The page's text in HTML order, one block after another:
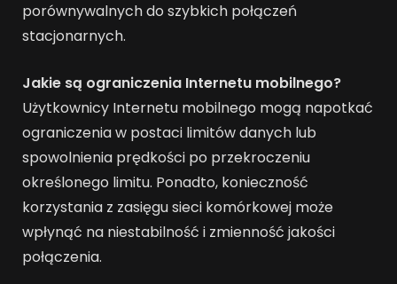
porównywalnych do szybkich połączeń
stacjonarnych.
Jakie są ograniczenia Internetu mobilnego?
Użytkownicy Internetu mobilnego mogą napotkać
ograniczenia w postaci limitów danych lub
spowolnienia prędkości po przekroczeniu
określonego limitu. Ponadto, konieczność
korzystania z zasięgu sieci komórkowej może
wpłynąć na niestabilność i zmienność jakości
połączenia.